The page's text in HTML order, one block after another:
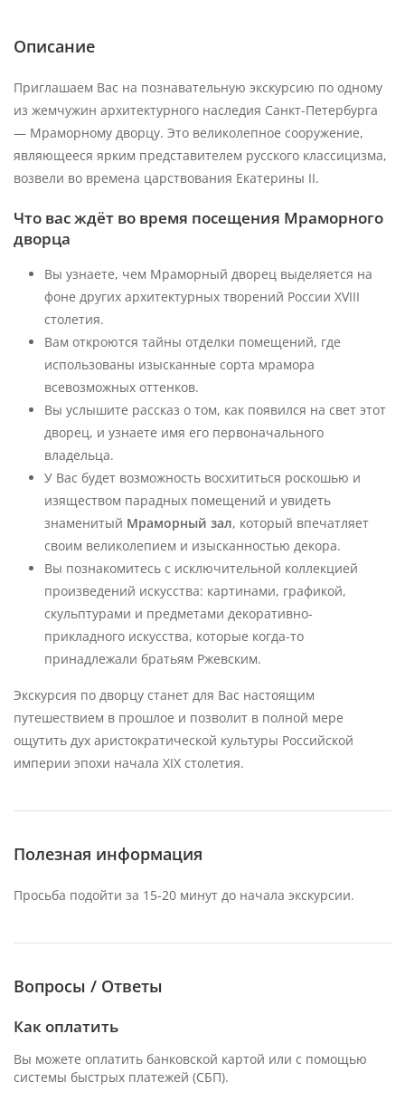
Описание
Приглашаем Вас на познавательную экскурсию по одному
из жемчужин архитектурного наследия Санкт-Петербурга
— Мраморному дворцу. Это великолепное сооружение,
являющееся ярким представителем русского классицизма,
возвели во времена царствования Екатерины II.
Что вас ждёт во время посещения Мраморного
дворца
Вы узнаете, чем Мраморный дворец выделяется на
фоне других архитектурных творений России XVIII
столетия.
Вам откроются тайны отделки помещений, где
использованы изысканные сорта мрамора
всевозможных оттенков.
Вы услышите рассказ о том, как появился на свет этот
дворец, и узнаете имя его первоначального
владельца.
У Вас будет возможность восхититься роскошью и
изяществом парадных помещений и увидеть
знаменитый Мраморный зал, который впечатляет
своим великолепием и изысканностью декора.
Вы познакомитесь с исключительной коллекцией
произведений искусства: картинами, графикой,
скульптурами и предметами декоративно-
прикладного искусства, которые когда-то
принадлежали братьям Ржевским.
Экскурсия по дворцу станет для Вас настоящим
путешествием в прошлое и позволит в полной мере
ощутить дух аристократической культуры Российской
империи эпохи начала XIX столетия.
Полезная информация
Просьба подойти за 15-20 минут до начала экскурсии.
Вопросы / Ответы
Как оплатить
Вы можете оплатить банковской картой или с помощью
системы быстрых платежей (СБП).